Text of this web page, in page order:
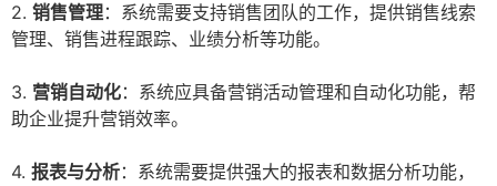
2. 销售管理：系统需要支持销售团队的工作，提供销售线索
管理、销售进程跟踪、业绩分析等功能。
3. 营销自动化：系统应具备营销活动管理和自动化功能，帮
助企业提升营销效率。
4. 报表与分析：系统需要提供强大的报表和数据分析功能，